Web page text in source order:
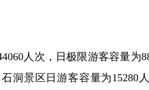
人次，日极限游客容量为
洞景区日游客容量为